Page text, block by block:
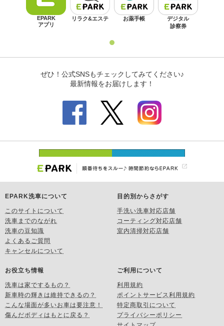
EPARK洗車について
このサイトについて
洗車までのながれ
洗車の豆知識
よくあるご質問
キャンセルについて
目的別からさがす
手洗い洗車対応店舗
コーティング対応店舗
室内清掃対応店舗
お役立ち情報
洗車は家でするもの？
新車時の輝きは維持できるの？
こんな場面が多いお車は要注意！
傷んだボディはもとに戻る？
ご利用について
利用規約
ポイントサービス利用規約
特定商取引について
プライバシーポリシー